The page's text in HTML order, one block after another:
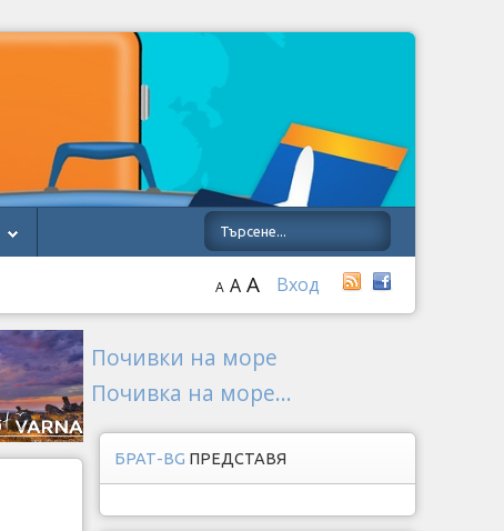
Вход
A A A
Почивки на море
Почивка на море...
БРАТ-BG ПРЕДСТАВЯ